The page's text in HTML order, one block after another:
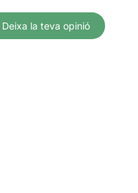
Deixa la teva opinió